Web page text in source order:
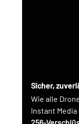
Sicher,
Wie alle
Instant Media